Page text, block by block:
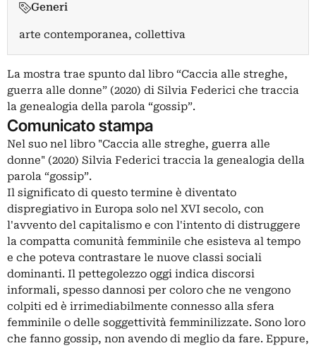
Generi
arte contemporanea, collettiva
La mostra trae spunto dal libro “Caccia alle streghe,
guerra alle donne” (2020) di Silvia Federici che traccia
la genealogia della parola “gossip”.
Comunicato stampa
Nel suo nel libro "Caccia alle streghe, guerra alle
donne" (2020) Silvia Federici traccia la genealogia della
parola “gossip”.
Il significato di questo termine è diventato
dispregiativo in Europa solo nel XVI secolo, con
l'avvento del capitalismo e con l'intento di distruggere
la compatta comunità femminile che esisteva al tempo
e che poteva contrastare le nuove classi sociali
dominanti. Il pettegolezzo oggi indica discorsi
informali, spesso dannosi per coloro che ne vengono
colpiti ed è irrimediabilmente connesso alla sfera
femminile o delle soggettività femminilizzate. Sono loro
che fanno gossip, non avendo di meglio da fare. Eppure,